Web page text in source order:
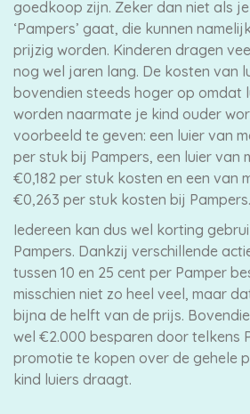
goedkoop zijn. Zeker dan niet als
‘Pampers’ gaat, die kunnen
prijzig worden. Kinderen dragen
nog wel jaren lang. De kosten van
bovendien steeds hoger op omdat
worden naarmate je kind ouder
voorbeeld te geven: een luier van
per stuk bij Pampers, een luier van
€0,182 per stuk kosten en een van
€0,263 per stuk kosten bij Pampers.
Iedereen kan dus wel korting
Pampers. Dankzij verschillende
tussen 10 en 25 cent per Pamper
misschien niet zo heel veel, maar
bijna de helft van de prijs.
wel €2.000 besparen door telkens
promotie te kopen over de gehele
kind luiers draagt.